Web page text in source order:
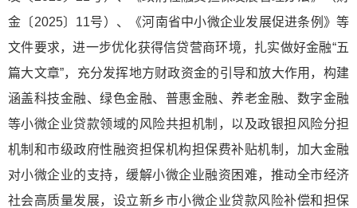
金〔2025〕11号）、《河南省中小微企业发展促进条例》等
文件要求，进一步优化获得信贷营商环境，扎实做好金融“五
篇大文章”，充分发挥地方财政资金的引导和放大作用，构建
涵盖科技金融、绿色金融、普惠金融、养老金融、数字金融
等小微企业贷款领域的风险共担机制，以及政银担风险分担
机制和市级政府性融资担保机构担保费补贴机制，加大金融
对小微企业的支持，缓解小微企业融资困难，推动全市经济
社会高质量发展，设立新乡市小微企业贷款风险补偿和担保